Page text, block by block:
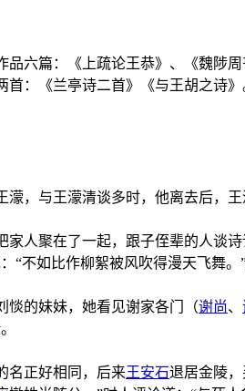
品六篇：《上疏论王恭》、《魏陟
首：《兰亭诗二首》《与王胡之诗》
濛，与王濛清谈多时，他离去后，
家人聚在了一起，跟子侄辈的人谈
“不如比作柳絮被风吹得漫天飞舞。
惔的妹妹，她看见谢家各门（谢尚、
名正好相同，后来王安石退居金陵，